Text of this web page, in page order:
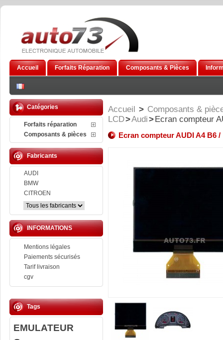
Accueil Forfaits Réparation Composants & Pièces
Catégories
Forfaits réparation
Composants & pièces
Fabricants
AUDI
BMW
CITROEN
INFORMATIONS
Mentions légales
Paiements sécurisés
Tarif livraison
cgv
Tags
EMULATEUR
Accueil > Composants &
LCD>Audi>Ecran compteur
Ecran compteur AUDI A4 B6